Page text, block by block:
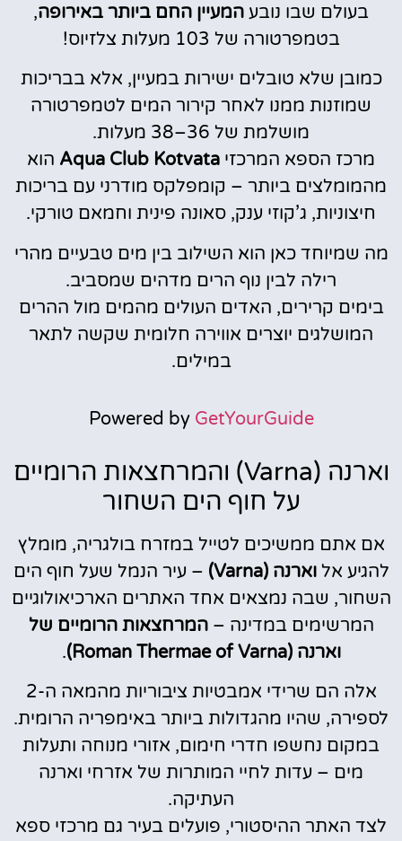
בעולם שבו נובע המעיין החם ביותר באירופה,
בטמפרטורה של 103 מעלות צלזיוס!
כמובן שלא טובלים ישירות במעיין, אלא בבריכות
שמוזנות ממנו לאחר קירור המים לטמפרטורה
מושלמת של 36–38 מעלות.
מרכז הספא המרכזי Aqua Club Kotvata הוא
מהמומלצים ביותר – קומפלקס מודרני עם בריכות
חיצוניות, ג’קוזי ענק, סאונה פינית וחמאם טורקי.
מה שמיוחד כאן הוא השילוב בין מים טבעיים מהרי
רילה לבין נוף הרים מדהים שמסביב.
בימים קרירים, האדים העולים מהמים מול ההרים
המושלגים יוצרים אווירה חלומית שקשה לתאר
במילים.
Powered by GetYourGuide
וארנה (Varna) והמרחצאות הרומיים
על חוף הים השחור
אם אתם ממשיכים לטייל במזרח בולגריה, מומלץ
להגיע אלוארנה (Varna)
– עיר הנמל שעל חוף הים
השחור, שבה נמצאים אחד האתרים הארכיאולוגיים
המרשימים במדינה –המרחצאות הרומיים של
וארנה (Roman Thermae of Varna)
.
אלה הם שרידי אמבטיות ציבוריות מהמאה ה-2
לספירה, שהיו מהגדולות ביותר באימפריה הרומית.
במקום נחשפו חדרי חימום, אזורי מנוחה ותעלות
מים – עדות לחיי המותרות של אזרחי וארנה
העתיקה.
לצד האתר ההיסטורי, פועלים בעיר גם מרכזי ספא